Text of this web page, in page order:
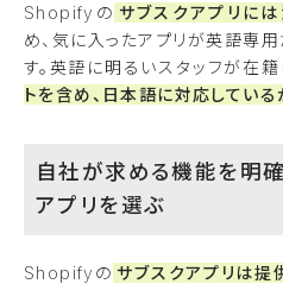
Shopifyの サブスクアプリに
め、気に入ったアプリが英語専用
す。英語に明るいスタッフが在
トを含め、日本語に対応してい
自社が求める機能を明
アプリを選ぶ
Shopifyの サブスクアプリは